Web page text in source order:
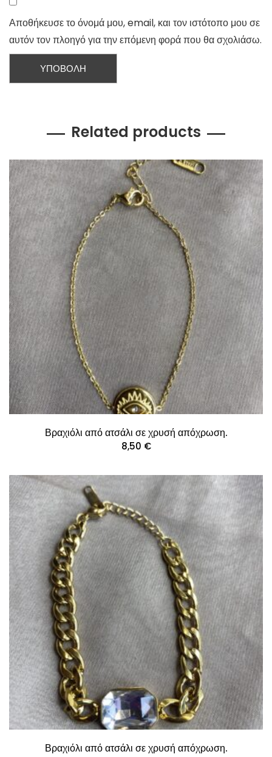
Αποθήκευσε το όνομά μου, email, και τον ιστότοπο μου σε
αυτόν τον πλοηγό για την επόμενη φορά που θα σχολιάσω.
Related products
Βραχιόλι από ατσάλι σε χρυσή απόχρωση.
8,50 €
Βραχιόλι από ατσάλι σε χρυσή απόχρωση.